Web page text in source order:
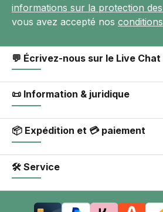
informations sur la protection
vous avez accepté nos
💬 Écrivez-nous sur le Live Chat
📜 Information & juridique
📦 Expédition et 💳 paiement
🛠 Service